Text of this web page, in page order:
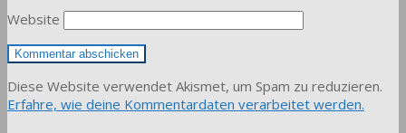
Website
Diese Website verwendet Akismet, um Spam zu reduzieren.
Erfahre, wie deine Kommentardaten verarbeitet werden.